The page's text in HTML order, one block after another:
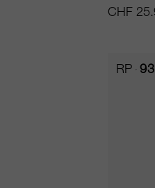
CHF
RP 93